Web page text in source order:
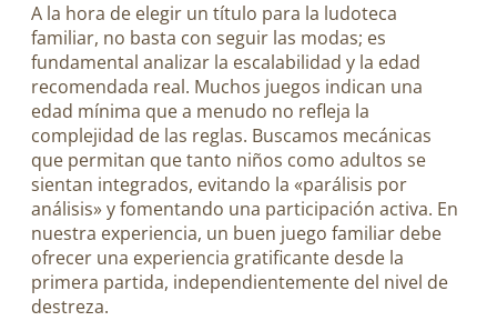
A la hora de elegir un título para la ludoteca
familiar, no basta con seguir las modas; es
fundamental analizar la escalabilidad y la edad
recomendada real. Muchos juegos indican una
edad mínima que a menudo no refleja la
complejidad de las reglas. Buscamos mecánicas
que permitan que tanto niños como adultos se
sientan integrados, evitando la «parálisis por
análisis» y fomentando una participación activa. En
nuestra experiencia, un buen juego familiar debe
ofrecer una experiencia gratificante desde la
primera partida, independientemente del nivel de
destreza.